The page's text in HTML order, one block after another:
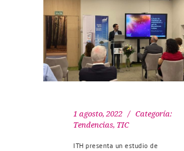
1 agosto, 2022
Categoría:
Tendencias, TIC
ITH presenta un estudio de